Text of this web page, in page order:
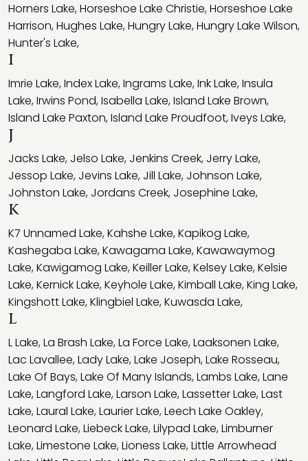
Horners Lake,Horseshoe Lake Christie,Horseshoe Lake
Harrison,Hughes Lake,Hungry Lake,Hungry Lake Wilson,
Hunter's Lake,
I
Imrie Lake,Index Lake,Ingrams Lake,Ink Lake,Insula
Lake,Irwins Pond,Isabella Lake,Island Lake Brown,
Island Lake Paxton,Island Lake Proudfoot,Iveys Lake,
J
Jacks Lake, Jelso Lake, Jenkins Creek, Jerry Lake,
Jessop Lake, Jevins Lake, Jill Lake, Johnson Lake,
Johnston Lake, Jordans Creek, Josephine Lake,
K
K7 Unnamed Lake,Kahshe Lake,Kapikog Lake,
Kashegaba Lake,Kawagama Lake,Kawawaymog
Lake,Kawigamog Lake,Keiller Lake,Kelsey Lake,Kelsie
Lake,Kernick Lake,Keyhole Lake,Kimball Lake,King Lake,
Kingshott Lake,Klingbiel Lake,Kuwasda Lake,
L
L Lake,La Brash Lake,La Force Lake,Laaksonen Lake,
Lac Lavallee,Lady Lake,Lake Joseph,Lake Rosseau,
Lake Of Bays,Lake Of Many Islands,Lambs Lake,Lane
Lake,Langford Lake,Larson Lake,Lassetter Lake,Last
Lake,Laural Lake,Laurier Lake,Leech Lake Oakley,
Leonard Lake,Liebeck Lake,Lilypad Lake,Limburner
Lake,Limestone Lake,Lioness Lake,Little Arrowhead